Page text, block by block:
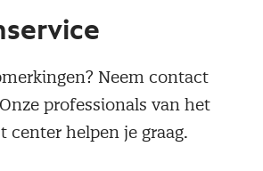
Neem contact
professionals van het
center helpen je graag.